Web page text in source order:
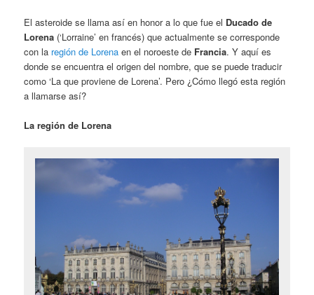
El asteroide se llama así en honor a lo que fue el Ducado de
Lorena (‘Lorraine’ en francés) que actualmente se corresponde
con la región de Lorena en el noroeste de Francia. Y aquí es
donde se encuentra el origen del nombre, que se puede traducir
como ‘La que proviene de Lorena’. Pero ¿Cómo llegó esta región
a llamarse así?
La región de Lorena